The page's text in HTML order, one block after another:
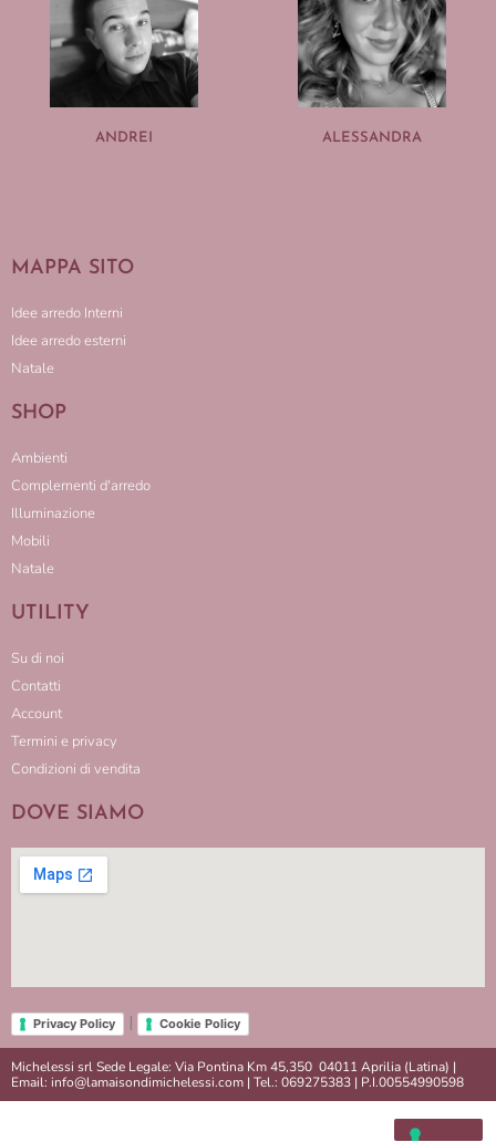
ANDREI ALESSANDRA
MAPPA SITO
Idee arredo Interni
Idee arredo esterni
Natale
SHOP
Ambienti
Complementi d'arredo
Illuminazione
Mobili
Natale
UTILITY
Su di noi
Contatti
Account
Termini e privacy
Condizioni di vendita
DOVE SIAMO
Privacy Policy | Cookie Policy
Michelessi srl Sede Legale: Via Pontina Km 45,350 04011 Aprilia (Latina) |
Email: info@lamaisondimichelessi.com | Tel.: 069275383 | P.I.00554990598